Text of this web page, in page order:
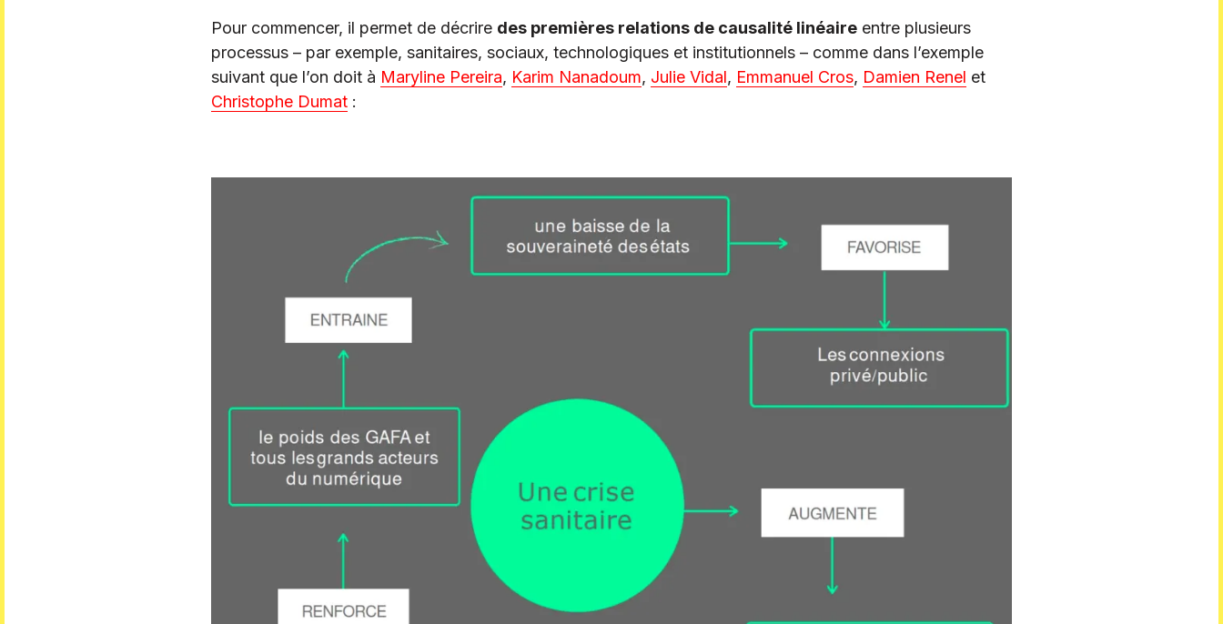
Pour commencer, il permet de décrire des premières relations de causalité linéaire entre plusieurs
processus – par exemple, sanitaires, sociaux, technologiques et institutionnels – comme dans l’exemple
suivant que l’on doit à Maryline Pereira, Karim Nanadoum, Julie Vidal, Emmanuel Cros, Damien Renel et
Christophe Dumat :